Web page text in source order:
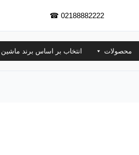
02188882222
☎
محصولات انتخاب بر اساس برند ماشین